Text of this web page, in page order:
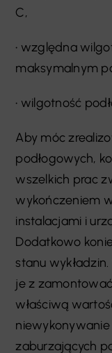
C,
• względna
maksymalnym
• wilgotność
Aby móc
podłogowych,
wszelkich prac
wykończeniem
instalacjami i
Dodatkowo
stanu
je z
właściwą
zaburzających